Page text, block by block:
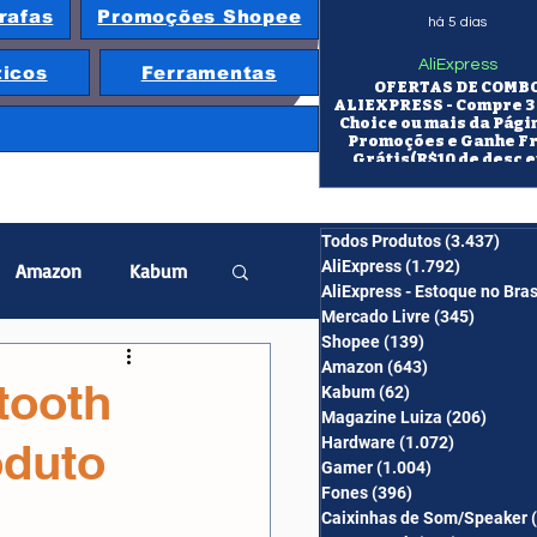
Promoções Shopee
Ferramentas
OFERTAS DE
ALIEXPRESS - Compre
Choice ou mais da
Promoções e Ganhe
Grátis(R$10 de desc
AliExpress
há 5 dias
Amazon Kabum
Projetor
Todos Produtos(3.437)
AliExpress(1.792)
AliExpress - Estoque no
Mercado Livre(345)
Shopee(139)
Amazon(643)
Kabum(62)
Magazine Luiza (206)
Hardware(1.072)
Gamer(1.004)
Fones(396)
Caixinhas de Som/Speaker